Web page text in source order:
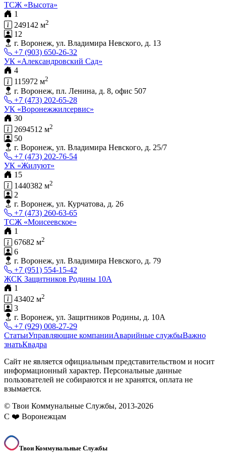
ТСЖ «Высота»
1
249142 м2
12
г. Воронеж, ул. Владимира Невского, д. 13
+7 (903) 650-26-32
УК «Александровский Сад»
4
115972 м2
г. Воронеж, пл. Ленина, д. 8, офис 507
+7 (473) 202-65-28
УК «Воронежжилсервис»
30
2694512 м2
50
г. Воронеж, ул. Владимира Невского, д. 25/7
+7 (473) 202-76-54
УК «Жилуют»
15
1440382 м2
2
г. Воронеж, ул. Курчатова, д. 26
+7 (473) 260-63-65
ТСЖ «Моисеевское»
1
67682 м2
6
г. Воронеж, ул. Владимира Невского, д. 79
+7 (951) 554-15-42
ЖСК Защитников Родины 10А
1
43402 м2
3
г. Воронеж, ул. Защитников Родины, д. 10А
+7 (929) 008-27-29
СтатьиУправляющие компанииАварийные службыВажно
знатьКвадра
Сайт не является официальным представительством и носит
информационный характер. Персональные данные
пользователей не собираются и не хранятся, оплата не
взымается.
© Твои Коммунальные Службы, 2013-2026
С ❤️ Воронежцам
Твои Коммунальные Службы